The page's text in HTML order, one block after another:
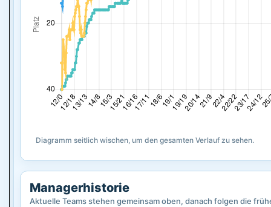
Diagramm seitlich wischen, um den gesamten Verlauf zu sehen.
Managerhistorie
Aktuelle Teams stehen gemeinsam oben, danach folgen die